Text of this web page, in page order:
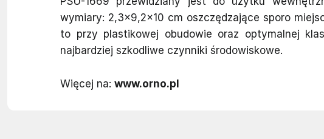
wymiary: 2,3x9,2x10 cm oszczędzające sporo
to przy plastikowej obudowie oraz optymalnej
najbardziej szkodliwe czynniki środowiskowe.
Więcej na: www.orno.pl